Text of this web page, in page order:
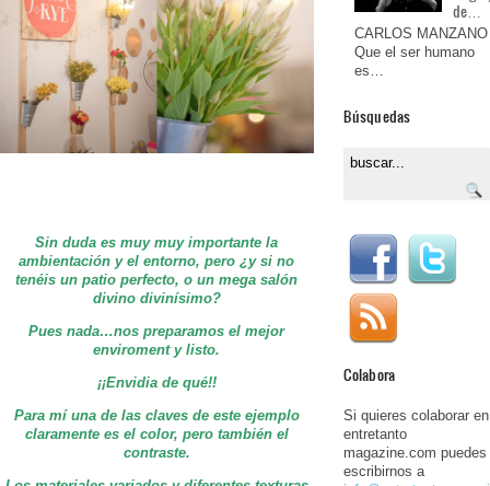
Sin duda es muy muy importante la
ambientación y el entorno, pero ¿y si no
tenéis un patio perfecto, o un mega salón
divino divinísimo?
Pues nada…nos preparamos el mejor
enviroment y listo.
¡¡Envidia de qué!!
Para mí una de las claves de este ejemplo
claramente es el color, pero también el
contraste.
de…
CARLOS MANZANO
Que el ser humano
es…
Búsquedas
Colabora
Si quieres colaborar en
entretanto
magazine.com puedes
escribirnos a